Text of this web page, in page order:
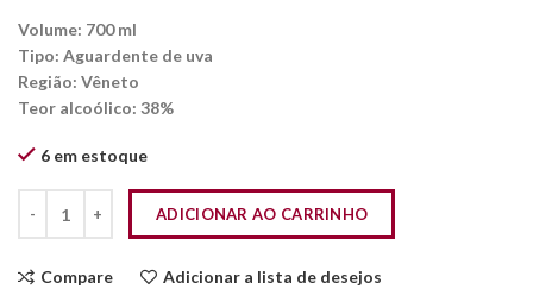
Volume: 700 ml
Tipo: Aguardente de uva
Região: Vêneto
Teor alcoólico: 38%
6 em estoque
ADICIONAR AO CARRINHO
Compare Adicionar a lista de desejos